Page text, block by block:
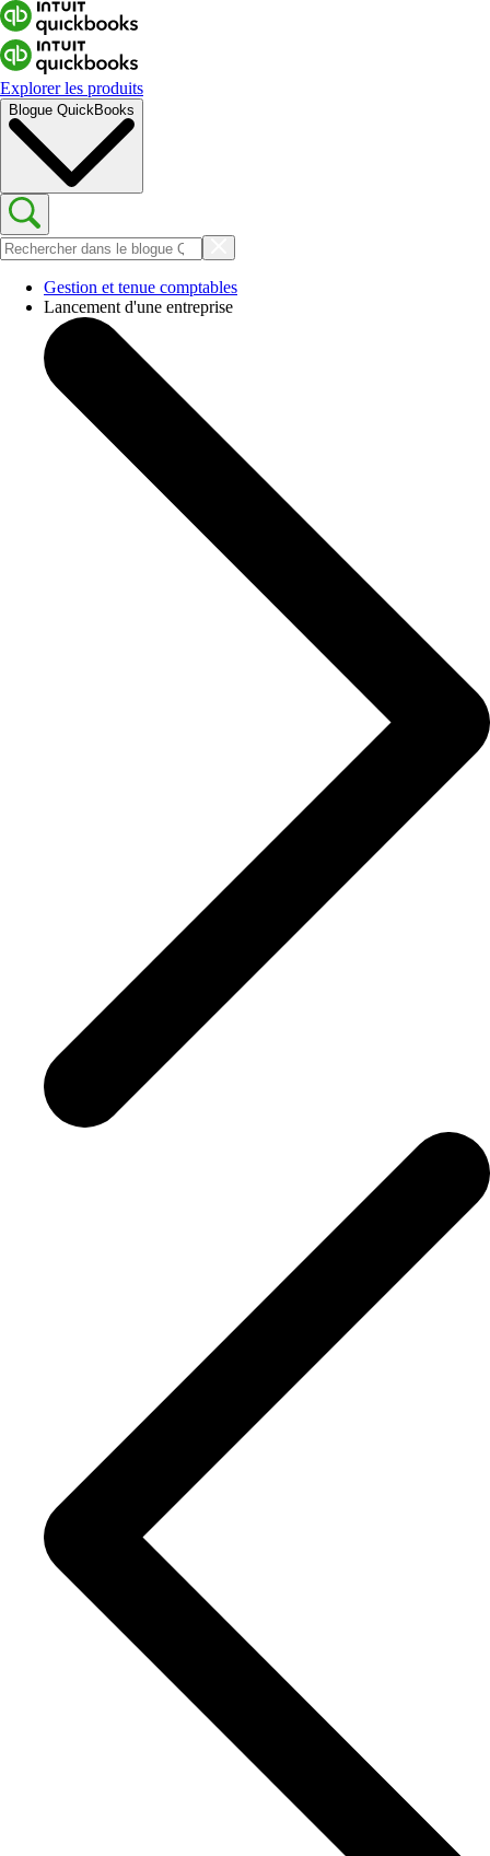
Explorer les produits
Blogue QuickBooks
Gestion et tenue comptables
Lancement d'une entreprise